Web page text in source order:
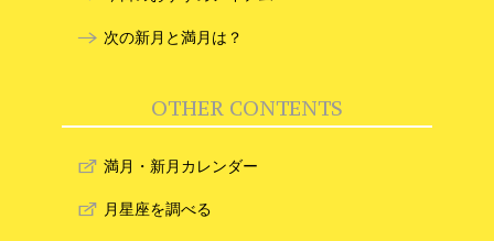
次の新月と満月は？
OTHER CONTENTS
満月・新月カレンダー
月星座を調べる